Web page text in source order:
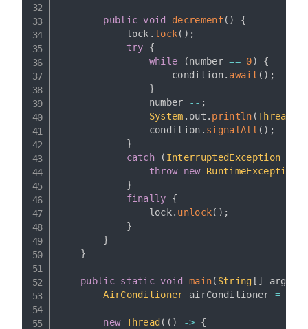
public void decrement ( )
{
            lock
. lock( ) ;
try
{
while
(number == 0)
{
                    condition
. await ( ) ;
}
                number
-- ;
System . out . println (Thread
                condition
. signalAll ( ) ;
}
catch
( InterruptedException
throw new RuntimeException
}
finally
{
                lock
. unlock( ) ;
}
}
}
public static void main( String [ ] args
AirConditioner airConditioner =
new Thread( ( ) ->
{